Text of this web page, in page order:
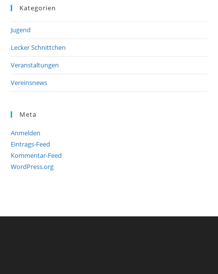
Kategorien
Jugend
Lecker Schnittchen
Veranstaltungen
Vereinsnews
Meta
Anmelden
Eintrags-Feed
Kommentar-Feed
WordPress.org